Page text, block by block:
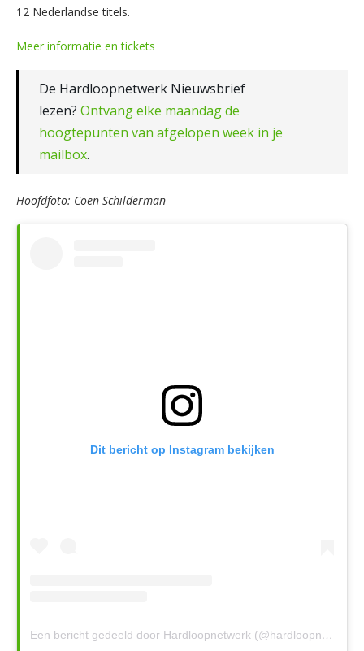
12 Nederlandse titels.
Meer informatie en tickets
De Hardloopnetwerk Nieuwsbrief
lezen? Ontvang elke maandag de
hoogtepunten van afgelopen week in je
mailbox.
Hoofdfoto: Coen Schilderman
Dit bericht op Instagram bekijken
Een bericht gedeeld door Hardloopnetwerk (@hardloopnetwerk)